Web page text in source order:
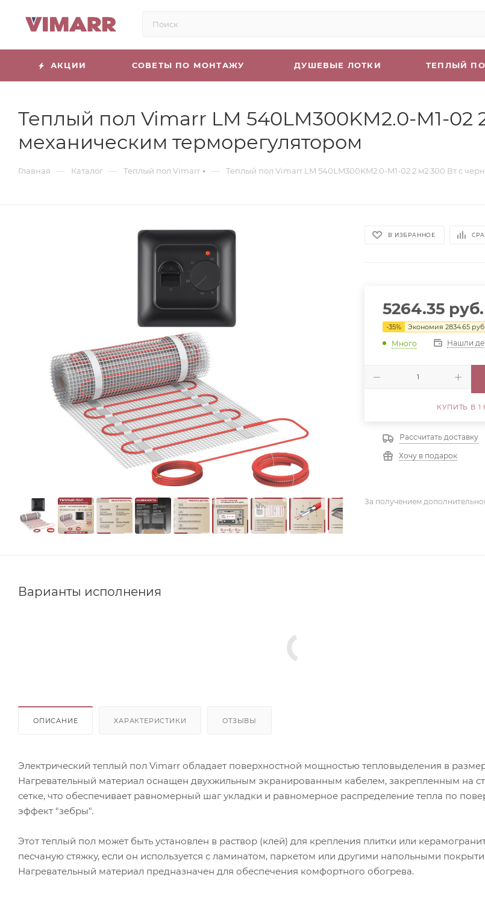
АКЦИИ СОВЕТЫ ПО МОНТАЖУ ДУШЕВЫЕ ЛОТКИ ТЕПЛЫЙ
Теплый пол Vimarr LM 540LM300KM2.0-M1-02
механическим терморегулятором
Главная — Каталог — Теплый пол Vimarr — Теплый пол Vimarr LM 540LM300KM2.0-M1-02 2 м2 300 Вт с
В ИЗБРАННОЕ
5264.35 руб.
-35% Экономия2834.65 руб.
Много Нашли
КУПИТЬ В 1
Рассчитать доставку
Хочу в подарок
За получением
Варианты исполнения
ОПИСАНИЕ ХАРАКТЕРИСТИКИ ОТЗЫВЫ
Электрический теплый пол Vimarr обладает поверхностной мощностью тепловыделения в
Нагревательный материал оснащен двухжильным экранированным кабелем, закрепленным на
сетке, что обеспечивает равномерный шаг укладки и равномерное распределение тепла по
эффект "зебры".
Этот теплый пол может быть установлен в раствор (клей) для крепления плитки или
песчаную стяжку, если он используется с ламинатом, паркетом или другими напольными
Нагревательный материал предназначен для обеспечения комфортного обогрева.